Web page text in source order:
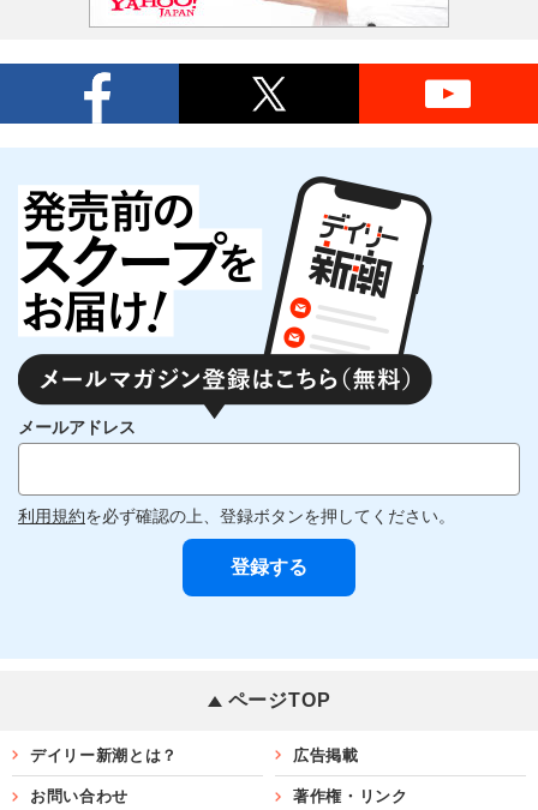
メールアドレス
利用規約を必ず確認の上、登録ボタンを押してください。
ページTOP
デイリー新潮とは？ 広告掲載
お問い合わせ 著作権・リンク